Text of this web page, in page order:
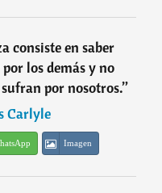
consiste en saber
los demás y no
por nosotros.”
Carlyle
Imagen